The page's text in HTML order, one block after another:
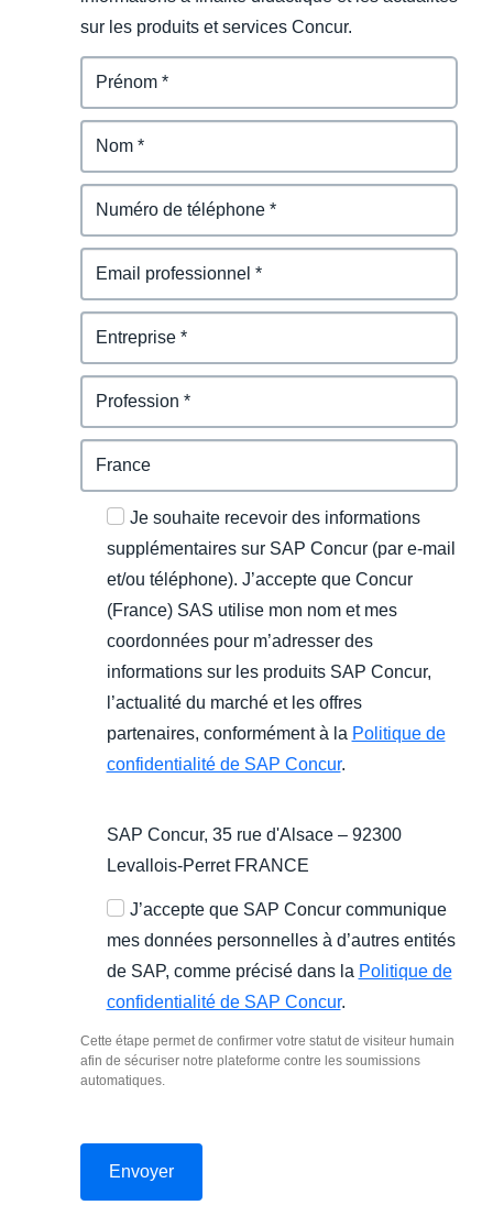
sur les produits et services Concur.
Je souhaite recevoir des informations
supplémentaires sur SAP Concur (par e-mail
et/ou téléphone). J’accepte que Concur
(France) SAS utilise mon nom et mes
coordonnées pour m’adresser des
informations sur les produits SAP Concur,
l’actualité du marché et les offres
partenaires, conformément à la Politique de
confidentialité de SAP Concur.
SAP Concur, 35 rue d'Alsace – 92300
Levallois-Perret FRANCE
J’accepte que SAP Concur communique
mes données personnelles à d’autres entités
de SAP, comme précisé dans la Politique de
confidentialité de SAP Concur.
Cette étape permet de confirmer votre statut de visiteur humain
afin de sécuriser notre plateforme contre les soumissions
automatiques.